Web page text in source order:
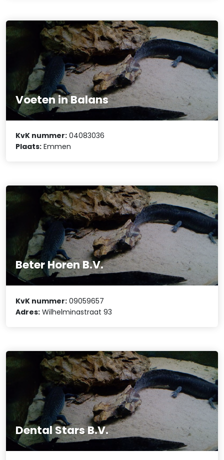
Voeten in Balans
KvK nummer: 04083036
Plaats: Emmen
Beter Horen B.V.
KvK nummer: 09059657
Adres: Wilhelminastraat 93
Dental Stars B.V.